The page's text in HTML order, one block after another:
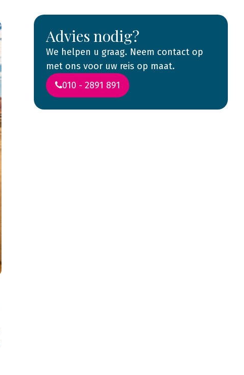
Advies nodig?
We helpen u graag. Neem contact op
met ons voor uw reis op maat.
010 - 2891 891